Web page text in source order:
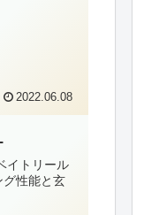
2022.06.08
イトリール
グ性能と玄